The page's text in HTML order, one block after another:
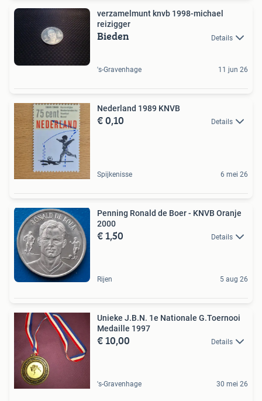
verzamelmunt knvb 1998-michael
reizigger
Bieden Details
's-Gravenhage 11 jun 26
Nederland 1989 KNVB
€ 0,10 Details
Spijkenisse 6 mei 26
Penning Ronald de Boer - KNVB Oranje
2000
€ 1,50 Details
Rijen 5 aug 26
Unieke J.B.N. 1e Nationale G.Toernooi
Medaille 1997
€ 10,00 Details
's-Gravenhage 30 mei 26